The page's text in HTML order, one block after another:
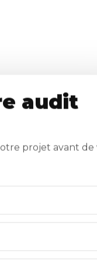
vous souhaitez
Chaque choix
audit
projet avant de